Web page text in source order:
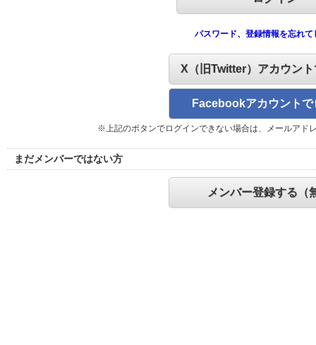
パスワード、登録情報を忘れて
X（旧Twitter）アカウン
Facebookアカウントで
※上記のボタンでログインできない場合は、メールアド
まだメンバーではない方
メンバー登録する（